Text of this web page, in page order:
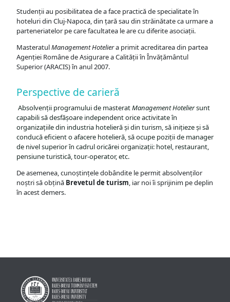
Studenții au posibilitatea de a face practică de specialitate în
hoteluri din Cluj-Napoca, din țară sau din străinătate ca urmare a
parteneriatelor pe care facultatea le are cu diferite asociații.
MasteratulManagement Hoteliera primit acreditarea din partea
Agenției Române de Asigurare a Calității în Învățământul
Superior (ARACIS) în anul 2007.
Perspective de carieră
Absolvenții programului de masteratManagement Hoteliersunt
capabili să desfășoare independent orice activitate în
organizațiile din industria hotelieră și din turism, să inițieze și să
conducă eficient o afacere hotelieră, să ocupe poziții de manager
de nivel superior în cadrul oricărei organizații: hotel, restaurant,
pensiune turistică, tour-operator, etc.
De asemenea, cunoștințele dobândite le permit absolvenților
noștri să obțină Brevetul de turism, iar noi îi sprijinim pe deplin
în acest demers.